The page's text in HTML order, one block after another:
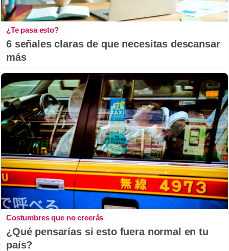
¿Te pasa esto?
6 señales claras de que necesitas descansar
más
Costumbres que no creerás
¿Qué pensarías si esto fuera normal en tu
país?